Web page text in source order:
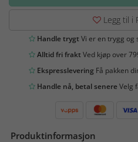
Legg til i
Handle trygtVi er en trygg og
Alltid fri fraktVed kjøp over
Ekspresslevering Få pakken
Handle nå, betal senereVelg
Produktinformasjon